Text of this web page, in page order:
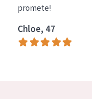
Piel normal y seca
Piel mixata o grasa
Piel madura
promete!
Chloe, 47